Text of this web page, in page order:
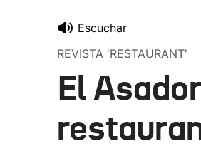
Escuchar
REVISTA 'RESTAURANT'
El